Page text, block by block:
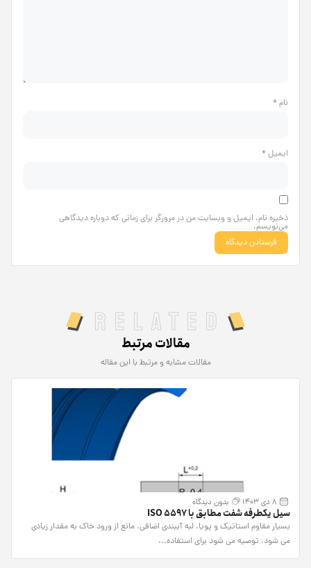
نام *
ایمیل *
ذخیره نام، ایمیل و وبسایت من در مرورگر برای زمانی که دوباره دیدگاهی
می‌نویسم.
Related
مقالات مرتبط
مقالات مشابه و مرتبط با این مقاله
8 دی 1403 بدون دیدگاه
سیل یکطرفه شفت مطابق با ISO 5597
بسیار مقاوم استاتیک و پویا. لبه آببندی اضافی، مانع از ورود خاک به مقدار زیادی
می شود. توصیه می شود برای استفاده...